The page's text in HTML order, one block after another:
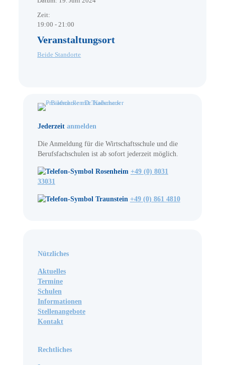
Zeit:
19:00 - 21:00
Veranstaltungsort
Beide Standorte
Jederzeit anmelden
Die Anmeldung für die Wirtschaftsschule und die
Berufsfachschulen ist ab sofort jederzeit möglich.
Rosenheim +49 (0) 8031
33031
Traunstein +49 (0) 861 4810
Nützliches
Aktuelles
Termine
Schulen
Informationen
Stellenangebote
Kontakt
Rechtliches